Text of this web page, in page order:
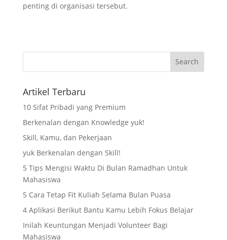
penting di organisasi tersebut.
Artikel Terbaru
10 Sifat Pribadi yang Premium
Berkenalan dengan Knowledge yuk!
Skill, Kamu, dan Pekerjaan
yuk Berkenalan dengan Skill!
5 Tips Mengisi Waktu Di Bulan Ramadhan Untuk
Mahasiswa
5 Cara Tetap Fit Kuliah Selama Bulan Puasa
4 Aplikasi Berikut Bantu Kamu Lebih Fokus Belajar
Inilah Keuntungan Menjadi Volunteer Bagi
Mahasiswa